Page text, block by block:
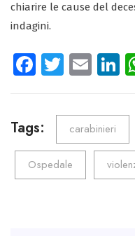
chiarire le cause del
indagini.
Fa
o
ok
T
tt
er
E
ail
Li
e
n
Tags: carabinieri
Ospedale